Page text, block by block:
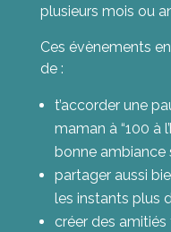
plusieurs mois ou
Ces évènements
de :
t’accorder une
maman à “100 à
bonne ambiance
partager aussi
les instants plus
créer des